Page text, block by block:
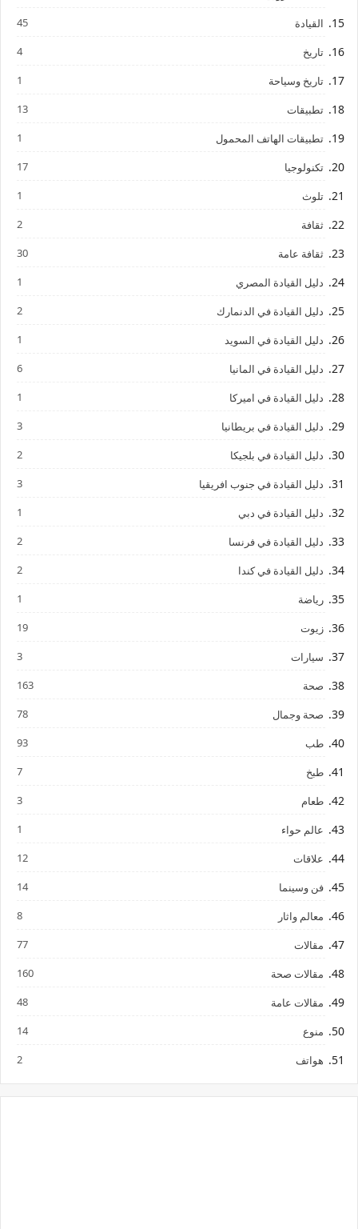
القيادة 45
تاريخ 4
تاريخ وسياحة 1
تطبيقات 13
تطبيقات الهاتف المحمول 1
تكنولوجيا 17
تلوث 1
ثقافة 2
ثقافة عامة 30
دليل القيادة المصري 1
دليل القيادة في الدنمارك 2
دليل القيادة في السويد 1
دليل القيادة في المانيا 6
دليل القيادة في اميركا 1
دليل القيادة في بريطانيا 3
دليل القيادة في بلجيكا 2
دليل القيادة في جنوب افريقيا 3
دليل القيادة في دبي 1
دليل القيادة في فرنسا 2
دليل القيادة في كندا 2
رياضة 1
زيوت 19
سيارات 3
صحة 163
صحة وجمال 78
طب 93
طبخ 7
طعام 3
عالم حواء 1
علاقات 12
فن وسينما 14
معالم واثار 8
مقالات 77
مقالات صحة 160
مقالات عامة 48
منوع 14
هواتف 2